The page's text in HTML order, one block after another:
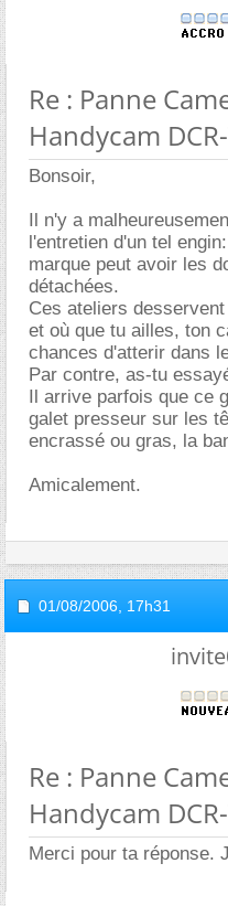
Re : Panne
Handycam
Bonsoir,
Il n'y a
l'entretien d'un tel
marque peut avoir les
détachées.
Ces ateliers
et où que tu ailles, ton
chances d'atterir dans
Par contre, as-tu
Il arrive parfois que ce
galet presseur sur les
encrassé ou gras, la
Amicalement.
01/08/2006, 17h31
Re : Panne
Handycam
Merci pour ta réponse.